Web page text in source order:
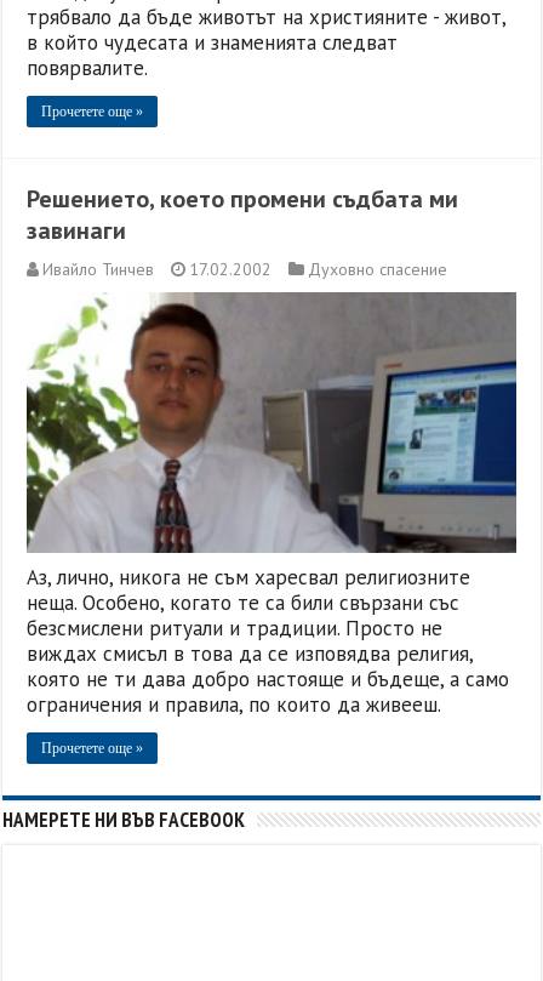
трябвало да бъде животът на християните - живот,
в който чудесата и знаменията следват
повярвалите.
Прочетете още »
Решението, което промени съдбата ми
завинаги
Ивайло Тинчев 17.02.2002 Духовно спасение
Аз, лично, никога не съм харесвал религиозните
неща. Особено, когато те са били свързани със
безсмислени ритуали и традиции. Просто не
виждах смисъл в това да се изповядва религия,
която не ти дава добро настояще и бъдеще, а само
ограничения и правила, по които да живееш.
Прочетете още »
НАМЕРЕТЕ НИ ВЪВ FACEBOOK